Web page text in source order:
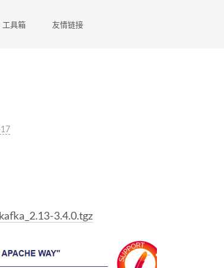
工具箱 友情链接
3.4.0.tgz